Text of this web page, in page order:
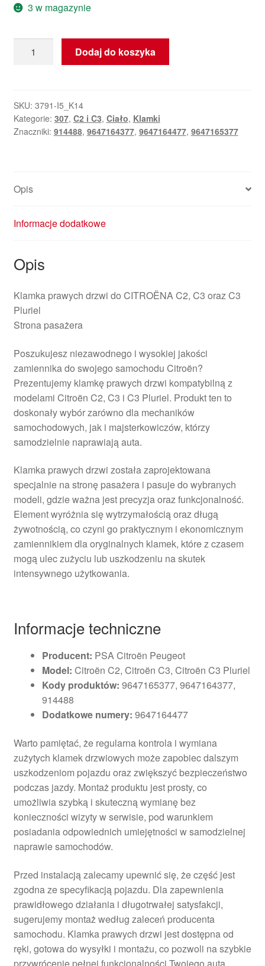
3 w magazynie
Klamka
Citroën
C2
C3
Dodaj do koszyka
SKU: 3791-I5_K14
Kategorie: 307, C2 i C3, Ciało, Klamki
Znaczniki: 914488, 9647164377, 9647164477, 9647165377
Opis
Informacje dodatkowe
Opis
Klamka prawych drzwi do CITROËNA C2, C3 oraz C3
Pluriel
Strona pasażera
Poszukujesz niezawodnego i wysokiej jakości
zamiennika do swojego samochodu Citroën?
Prezentujemy klamkę prawych drzwi kompatybilną z
modelami Citroën C2, C3 i C3 Pluriel. Produkt ten to
doskonały wybór zarówno dla mechaników
samochodowych, jak i majsterkowiczów, którzy
samodzielnie naprawiają auta.
Klamka prawych drzwi została zaprojektowana
specjalnie na stronę pasażera i pasuje do wybranych
modeli, gdzie ważna jest precyzja oraz funkcjonalność.
Element wyróżnia się wytrzymałością oraz długą
żywotnością, co czyni go praktycznym i ekonomicznym
zamiennikiem dla oryginalnych klamek, które z czasem
mogą ulec zużyciu lub uszkodzeniu na skutek
intensywnego użytkowania.
Informacje techniczne
Producent: PSA Citroën Peugeot
Model: Citroën C2, Citroën C3, Citroën C3 Pluriel
Kody produktów: 9647165377, 9647164377,
914488
Dodatkowe numery: 9647164477
Warto pamiętać, że regularna kontrola i wymiana
zużytych klamek drzwiowych może zapobiec dalszym
uszkodzeniom pojazdu oraz zwiększyć bezpieczeństwo
podczas jazdy. Montaż produktu jest prosty, co
umożliwia szybką i skuteczną wymianę bez
konieczności wizyty w serwisie, pod warunkiem
posiadania odpowiednich umiejętności w samodzielnej
naprawie samochodów.
Przed instalacją zalecamy upewnić się, że część jest
zgodna ze specyfikacją pojazdu. Dla zapewnienia
prawidłowego działania i długotrwałej satysfakcji,
sugerujemy montaż według zaleceń producenta
samochodu. Klamka prawych drzwi jest dostępna od
ręki, gotowa do wysyłki i montażu, co pozwoli na szybkie
przywrócenie pełnej funkcjonalności Twojego auta.